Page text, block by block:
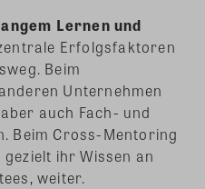
Lernen und
Erfolgsfaktoren
Beim
Unternehmen
auch Fach- und
Beim Cross-Mentoring
ihr Wissen an
weiter.